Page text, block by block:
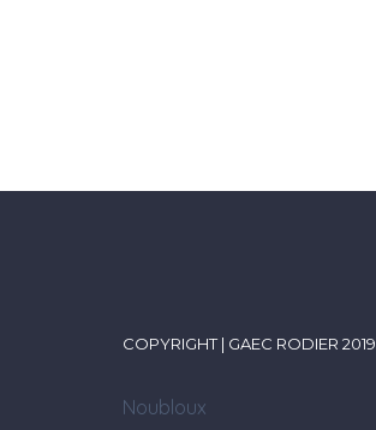
COPYRIGHT | GAEC RODIER 2019
Noubloux